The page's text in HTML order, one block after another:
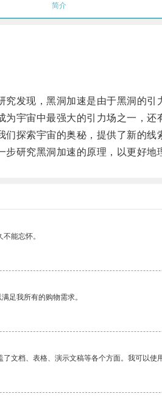
简介
现，黑洞加速是由于黑洞的引
宇宙中最强大的引力场之一，还
探索宇宙的奥秘，提供了新的线
研究黑洞加速的原理，以更好地
能忘怀。
足我所有的购物需求。
文档、表格、演示文稿等各个方面。我可以使